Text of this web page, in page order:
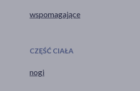
wspomagające
CZĘŚĆ CIAŁA
nogi